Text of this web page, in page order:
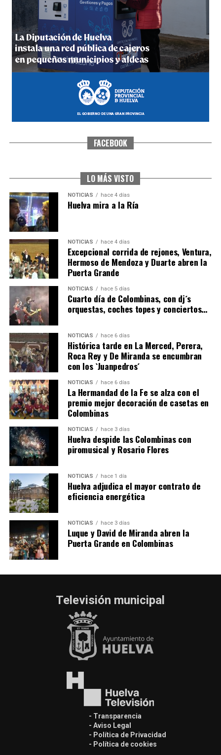
4º DÍA DE LAS FIESTAS COLOMBINAS 2026
hace 5 días·Huelvatv
SEXTA CORRIDA DE LAS FIESTAS COLOMBINAS
6º DÍA DE LAS FIESTAS COLOMBINAS 2026
hace 3 días Huelvatv
QUINTA CORRIDA DE LAS FIESTAS COLOMBINAS
2026
hace 4 días· Huelvatv
FACEBOOK
LO MÁS VISTO
NOTICIAS hace 4 días
Huelva mira a la Ría
NOTICIAS hace 4 días
Excepcional corrida de rejones, Ventura,
Hermoso de Mendoza y Duarte abren la
Puerta Grande
NOTICIAS hace 5 días
Cuarto día de Colombinas, con dj´s
orquestas, coches topes y conciertos…
NOTICIAS hace 6 días
Histórica tarde en La Merced, Perera,
Roca Rey y De Miranda se encumbran
con los `Juanpedros´
NOTICIAS hace 6 días
La Hermandad de la Fe se alza con el
premio mejor decoración de casetas en
Colombinas
NOTICIAS hace 3 días
Huelva despide las Colombinas con
piromusical y Rosario Flores
NOTICIAS hace 1 día
Huelva adjudica el mayor contrato de
eficiencia energética
NOTICIAS hace 3 días
Luque y David de Miranda abren la
Puerta Grande en Colombinas
Televisión municipal
- Transparencia
- Aviso Legal
- Política de Privacidad
- Política de cookies